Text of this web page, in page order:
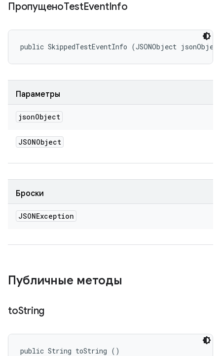
ПропущеноTestEventInfo
public SkippedTestEventInfo (JSONObject
Параметры
jsonObject
JSONObject
Броски
JSONException
Публичные методы
toString
public String toString ()